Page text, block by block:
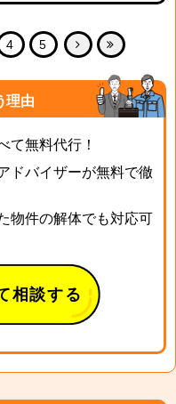
4 5
理由
て無料代行！
ドバイザーが無料で徹
物件の解体でも対応可
相談する